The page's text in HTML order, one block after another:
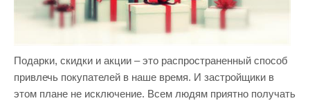
Подарки, скидки и акции – это распространенный способ
привлечь покупателей в наше время. И застройщики в
этом плане не исключение. Всем людям приятно получать